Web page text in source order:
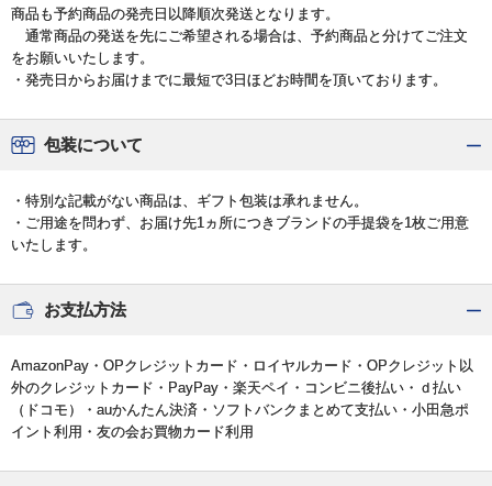
商品も予約商品の発売日以降順次発送となります。
通常商品の発送を先にご希望される場合は、予約商品と分けてご注文
をお願いいたします。
・発売日からお届けまでに最短で3日ほどお時間を頂いております。
包装について
・特別な記載がない商品は、ギフト包装は承れません。
・ご用途を問わず、お届け先1ヵ所につきブランドの手提袋を1枚ご用意
いたします。
お支払方法
AmazonPay・OPクレジットカード・ロイヤルカード・OPクレジット以
外のクレジットカード・PayPay・楽天ペイ・コンビニ後払い・ｄ払い
（ドコモ）・auかんたん決済・ソフトバンクまとめて支払い・小田急ポ
イント利用・友の会お買物カード利用